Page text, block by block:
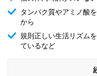
タンパク質やアミノ酸
から
規則正しい生活リズム
ているなど